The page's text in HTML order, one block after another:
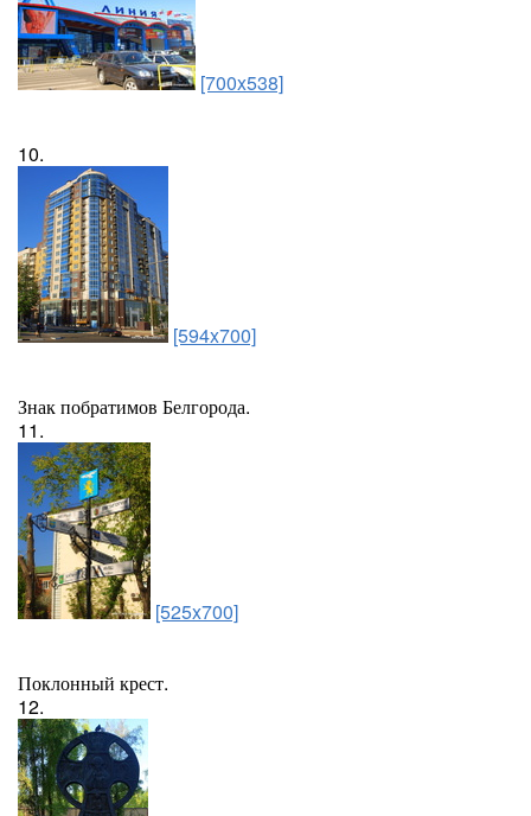
[700x538]
10.
[594x700]
Знак побратимов Белгорода.
11.
[525x700]
Поклонный крест.
12.